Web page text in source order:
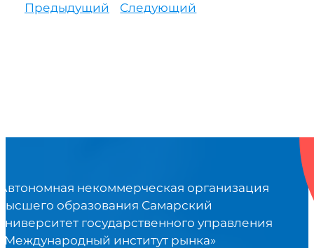
Предыдущий Следующий
некоммерческая организация
образования Самарский
государственного управления
институт рынка»